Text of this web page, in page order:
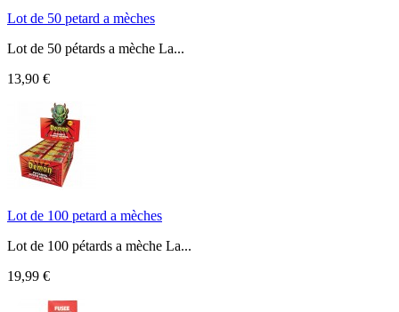
Lot de 50 petard a mèches
Lot de 50 pétards a mèche La...
13,90 €
Lot de 100 petard a mèches
Lot de 100 pétards a mèche La...
19,99 €